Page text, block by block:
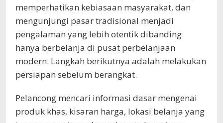
memperhatikan kebiasaan masyarakat, dan
mengunjungi pasar tradisional menjadi
pengalaman yang lebih otentik dibanding
hanya berbelanja di pusat perbelanjaan
modern. Langkah berikutnya adalah melakukan
persiapan sebelum berangkat.
Pelancong mencari informasi dasar mengenai
produk khas, kisaran harga, lokasi belanja yang